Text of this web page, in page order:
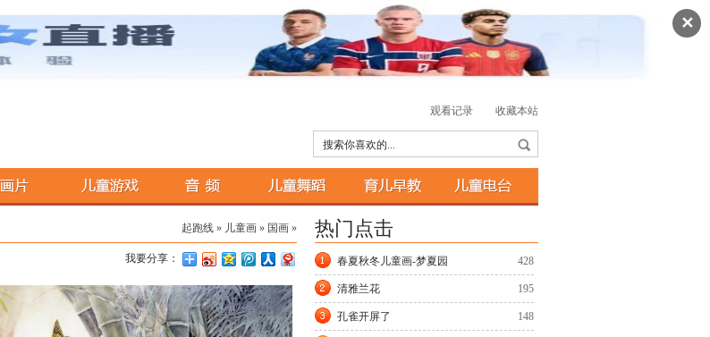
✕
搜索你喜欢的...
观看记录 收藏本站
起跑线 » 儿童画 » 国画 »
我要分享：
热门点击
春夏秋冬儿童画-梦夏园 428
清雅兰花 195
孔雀开屏了 148